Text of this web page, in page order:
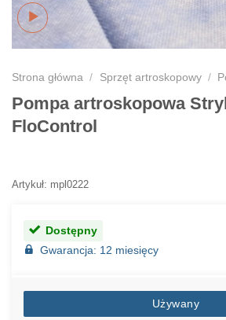
Strona główna / Sprzęt artroskopowy /
Pompa artroskopowa
FloControl
Artykuł: mpl0222
Dostępny
Gwarancja: 12 miesięcy
Używany